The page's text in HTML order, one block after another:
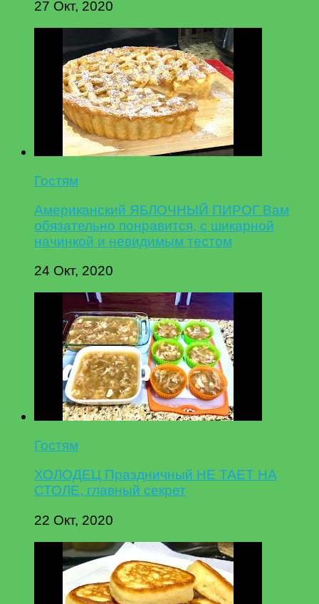
27 Окт, 2020
Гостям
Американский ЯБЛОЧНЫЙ ПИРОГ Вам
обязательно понравится, с шикарной
начинкой и невидимым тестом
24 Окт, 2020
Гостям
ХОЛОДЕЦ Праздничный НЕ ТАЕТ НА
СТОЛЕ, главный секрет
22 Окт, 2020